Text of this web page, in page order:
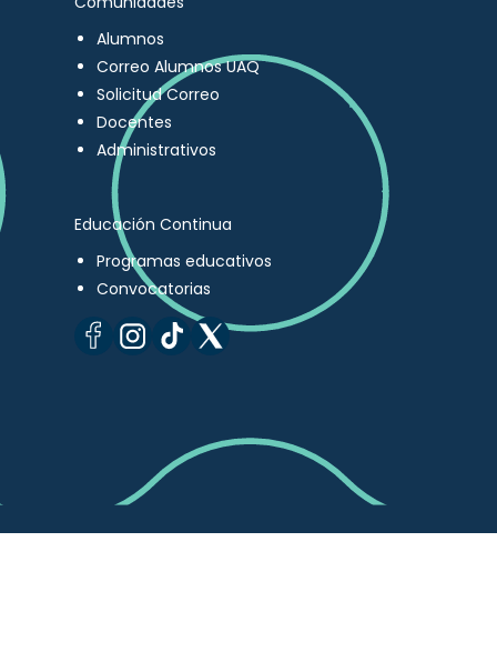
Alumnos
Correo Alumnos UAQ
Solicitud Correo
Docentes
Administrativos
Educación Continua
Programas educativos
Convocatorias